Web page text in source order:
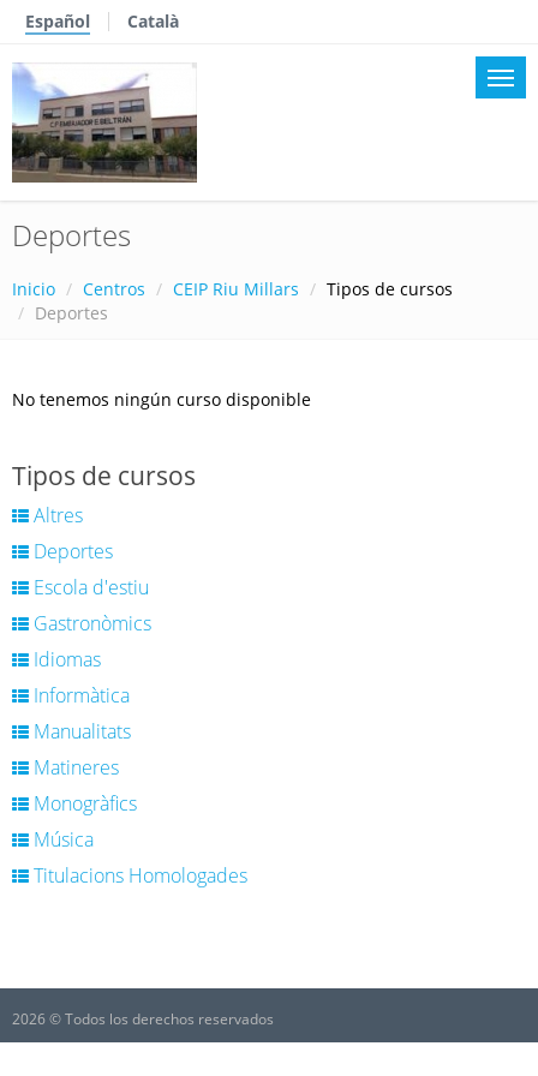
Español Català
Deportes
Inicio Centros CEIP Riu Millars
Tipos de cursos
Deportes
No tenemos ningún curso disponible
Tipos de cursos
Altres
Deportes
Escola d'estiu
Gastronòmics
Idiomas
Informàtica
Manualitats
Matineres
Monogràfics
Música
Titulacions Homologades
2026 © Todos los derechos reservados